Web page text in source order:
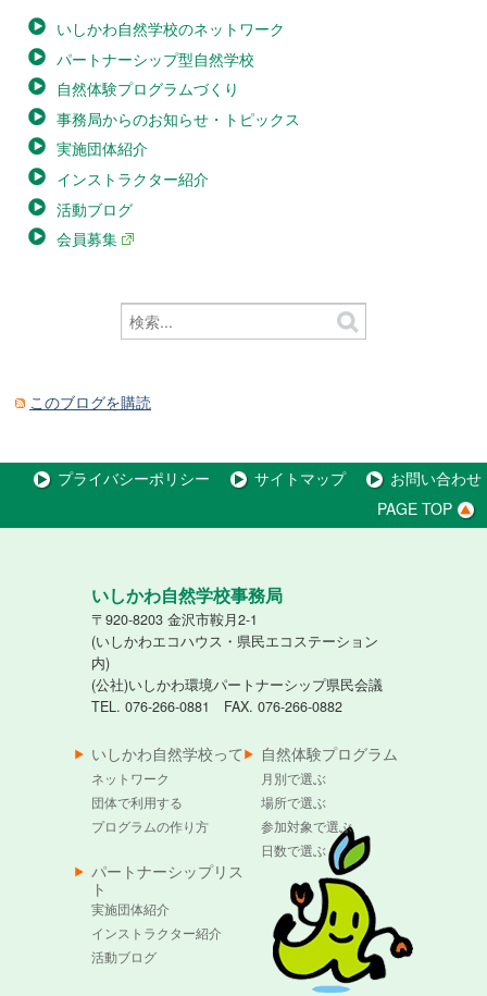
いしかわ自然学校のネットワーク
パートナーシップ型自然学校
自然体験プログラムづくり
事務局からのお知らせ・トピックス
実施団体紹介
インストラクター紹介
活動ブログ
会員募集
このブログを購読
プライバシーポリシー サイトマップ
お問い合わせ
PAGE TOP
いしかわ自然学校事務局
〒920-8203 金沢市鞍月2-1
(いしかわエコハウス・県民エコステーション
内)
(公社)いしかわ環境パートナーシップ県民会議
TEL. 076-266-0881 FAX. 076-266-0882
いしかわ自然学校って
ネットワーク
団体で利用する
プログラムの作り方
自然体験プログラム
月別で選ぶ
場所で選ぶ
参加対象で選ぶ
日数で選ぶ
パートナーシップリス
ト
実施団体紹介
インストラクター紹介
活動ブログ